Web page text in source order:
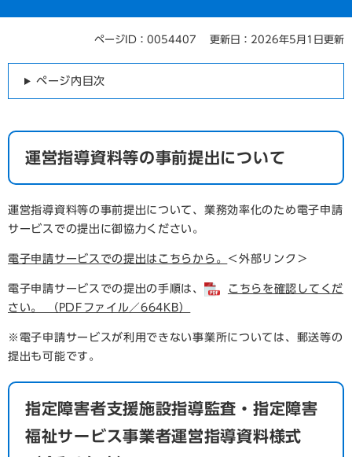
ページID：0054407 更新日：2026年5月1日更新
ページ内目次
運営指導資料等の事前提出について
運営指導資料等の事前提出について、業務効率化のため電子申請
サービスでの提出に御協力ください。
電子申請サービスでの提出はこちらから。 ＜外部リンク＞
電子申請サービスでの提出の手順は、
こちらを確認してくだ
さい。 （PDFファイル／664KB）
※電子申請サービスが利用できない事業所については、郵送等の
提出も可能です。
指定障害者支援施設指導監査・指定障害
福祉サービス事業者運営指導資料様式